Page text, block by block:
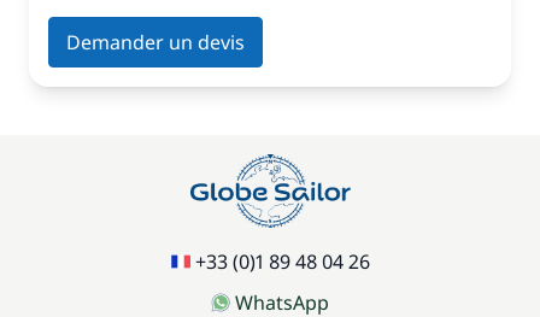
Demander un devis
+33 (0)1 89 48 04 26
WhatsApp